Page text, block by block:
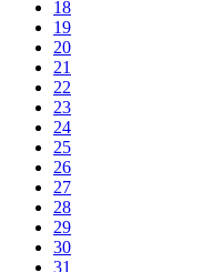
18
19
20
21
22
23
24
25
26
27
28
29
30
31